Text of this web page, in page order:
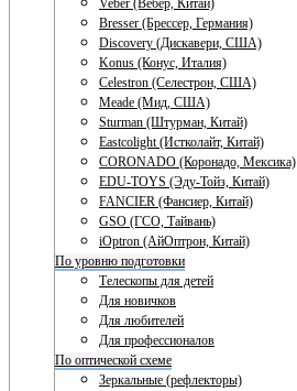
Veber (Вебер, Китай)
Bresser (Брессер, Германия)
Discovery (Дискавери, США)
Konus (Конус, Италия)
Celestron (Селестрон, США)
Meade (Мид, США)
Sturman (Штурман, Китай)
Eastcolight (Истколайт, Китай)
CORONADO (Коронадо, Мексика)
EDU-TOYS (Эду-Тойз, Китай)
FANCIER (Фансиер, Китай)
GSO (ГСО, Тайвань)
iOptron (АйОптрон, Китай)
По уровню подготовки
Телескопы для детей
Для новичков
Для любителей
Для профессионалов
По оптической схеме
Зеркальные (рефлекторы)